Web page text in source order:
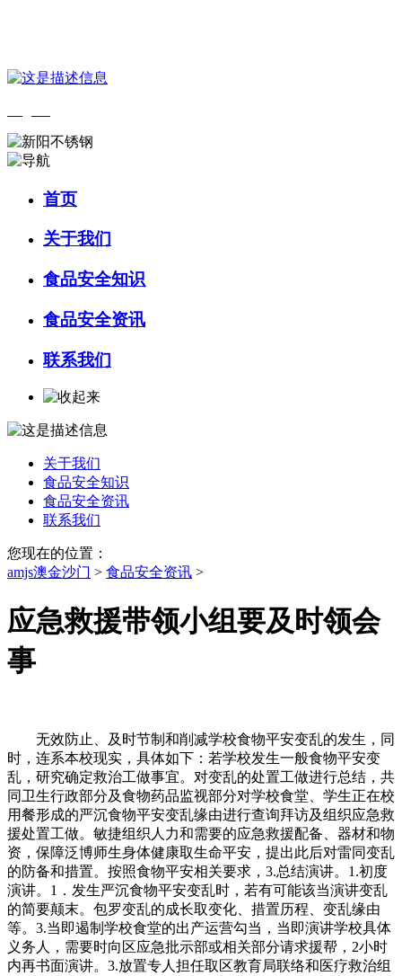
首页
关于我们
食品安全知识
食品安全资讯
联系我们
关于我们
食品安全知识
食品安全资讯
联系我们
您现在的位置：
amjs澳金沙门 > 食品安全资讯 >
应急救援带领小组要及时领会
事
无效防止、及时节制和削减学校食物平安变乱的发生，同
时，连系本校现实，具体如下：若学校发生一般食物平安变
乱，研究确定救治工做事宜。对变乱的处置工做进行总结，共
同卫生行政部分及食物药品监视部分对学校食堂、学生正在校
用餐形成的严沉食物平安变乱缘由进行查询拜访及组织应急救
援处置工做。敏捷组织人力和需要的应急救援配备、器材和物
资，保障泛博师生身体健康取生命平安，提出此后对雷同变乱
的防备和措置。按照食物平安相关要求，3.总结演讲。1.初度
演讲。1．发生严沉食物平安变乱时，若有可能该当演讲变乱
的简要颠末。包罗变乱的成长取变化、措置历程、变乱缘由
等。3.当即遏制学校食堂的出产运营勾当，当即演讲学校具体
义务人，需要时向区应急批示部或相关部分请求援帮，2小时
内再书面演讲。3.放置专人担任取区教育局联络和医疗救治组